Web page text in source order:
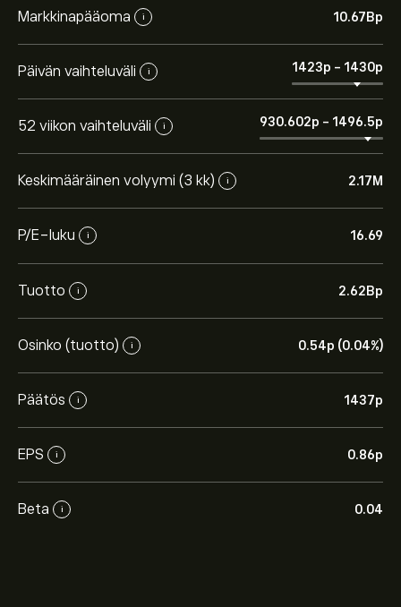
Markkinapääoma i 10.67B‎p‎
Päivän vaihteluväli i 1423‎p‎ - 1430‎p‎
52 viikon vaihteluväli i 930.602‎p‎ - 1496.5‎p‎
Keskimääräinen volyymi (3 kk) i 2.17M
P/E-luku i 16.69
Tuotto i 2.62B‎p‎
Osinko (tuotto) i 0.54‎p‎ (0.04%)
Päätös i 1437‎p‎
EPS i 0.86‎p‎
Beta i 0.04